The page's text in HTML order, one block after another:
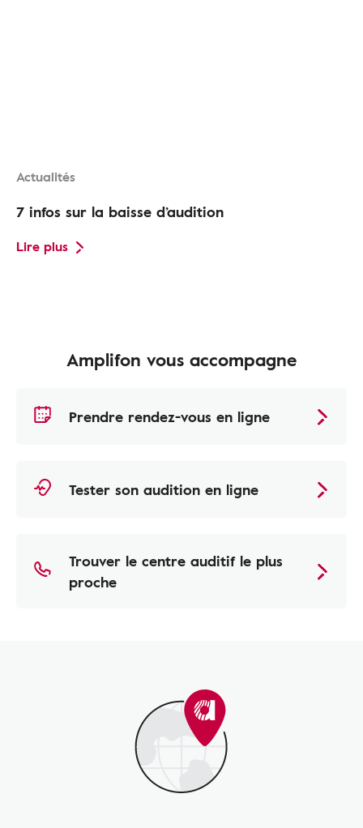
Actualités
7 infos sur la baisse d’audition
Lire plus
Amplifon vous accompagne
Prendre rendez-vous en ligne
Tester son audition en ligne
Trouver le centre auditif le plus
proche